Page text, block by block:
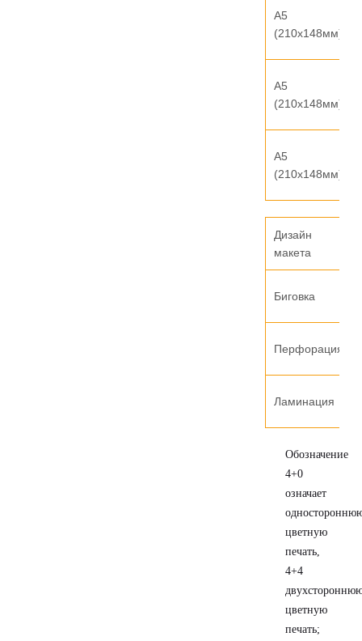
А5
(210х148мм)
А5
(210х148мм)
А5
(210х148мм)
Дизайн
макета
Биговка
Перфорация
Ламинация
Обозначение
4+0
означает
цветную
печать,
4+4
цветную
печать;